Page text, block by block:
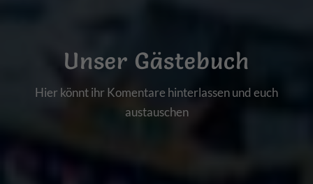
Unser Gästebuch
Hier könnt ihr Komentare hinterlassen und euch
austauschen